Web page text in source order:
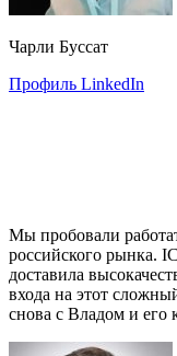
Чарли Буссат
Профиль LinkedIn
Мы пробовали
российского рынка.
доставила
входа на этот
снова с Владом и его